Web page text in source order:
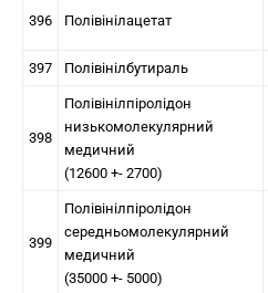
396 Полівінілацетат
397 Полівінілбутираль
398
Полівінілпіролідон
низькомолекулярний
медичний
(12600 +- 2700)
399
Полівінілпіролідон
середньомолекулярний
медичний
(35000 +- 5000)